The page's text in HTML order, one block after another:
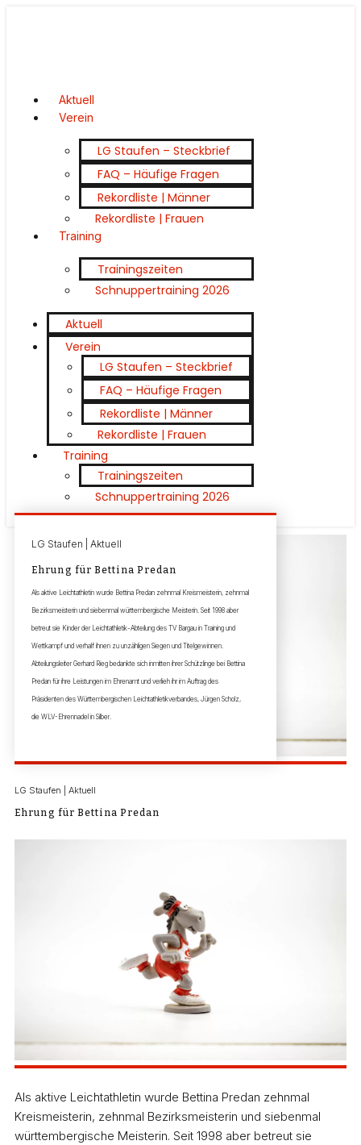
Aktuell
Verein
LG Staufen – Steckbrief
FAQ – Häufige Fragen
Rekordliste | Männer
Rekordliste | Frauen
Training
Trainingszeiten
Schnuppertraining 2026
Aktuell
Verein
LG Staufen – Steckbrief
FAQ – Häufige Fragen
Rekordliste | Männer
Rekordliste | Frauen
Training
Trainingszeiten
Schnuppertraining 2026
LG Staufen | Aktuell
Ehrung für Bettina Predan
Als aktive Leichtathletin wurde Bettina Predan zehnmal Kreismeisterin, zehnmal
Bezirksmeisterin und siebenmal württembergische Meisterin. Seit 1998 aber
betreut sie Kinder der Leichtathletik-Abteilung des TV Bargau in Training und
Wettkampf und verhalf ihnen zu unzähligen Siegen und Titelgewinnen.
Abteilungsleiter Gerhard Rieg bedankte sich inmitten ihrer Schützlinge bei Bettina
Predan für ihre Leistungen im Ehrenamt und verlieh ihr im Auftrag des
Präsidenten des Württembergischen Leichtathletikverbandes, Jürgen Scholz,
die WLV-Ehrennadel in Silber.
LG Staufen | Aktuell
Ehrung für Bettina Predan
Als aktive Leichtathletin wurde Bettina Predan zehnmal
Kreismeisterin, zehnmal Bezirksmeisterin und siebenmal
württembergische Meisterin. Seit 1998 aber betreut sie